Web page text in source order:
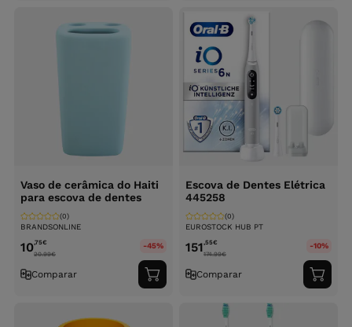
Vaso de cerâmica do Haiti
para escova de dentes
BRANDSONLINE
(0)
10,75€
20.99€
-45%
Comparar
Adicionar
ao
Escova de Dentes Elétrica
445258
EUROSTOCK HUB PT
(0)
151,55€
174.99€
-10%
Comparar
ao